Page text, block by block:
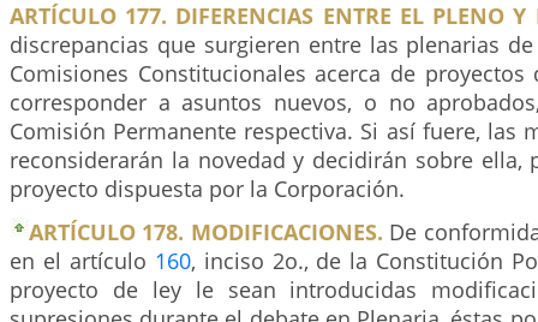
ARTÍCULO 177. DIFERENCIAS ENTRE EL PLENO
discrepancias que surgieren entre las plenarias
Comisiones Constitucionales acerca de
corresponder a asuntos nuevos, o no
Comisión Permanente respectiva. Si así fuere, las
reconsiderarán la novedad y decidirán sobre ella,
proyecto dispuesta por la Corporación.
ARTÍCULO 178. MODIFICACIONES. De
en el artículo 160, inciso 2o., de la Constitución
proyecto de ley le sean introducidas